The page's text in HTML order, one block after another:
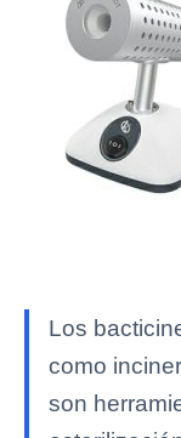
Los
como
son